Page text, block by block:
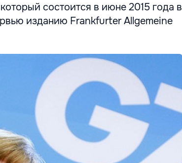
состоится в июне 2015 года в
изданию Frankfurter Allgemeine